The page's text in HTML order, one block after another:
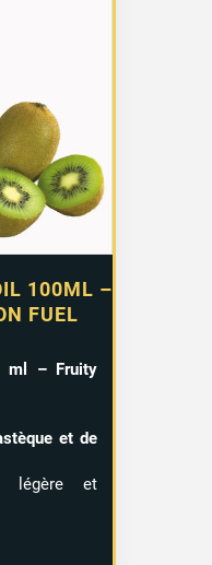
100ML –
FUEL
ml – Fruity
et de
légère et